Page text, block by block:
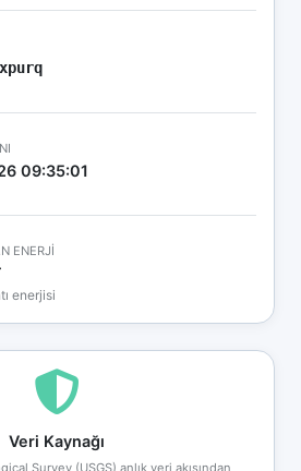
09:35:01
ENERJİ
enerjisi
Veri Kaynağı
Survey (USGS) anlık veri akışından